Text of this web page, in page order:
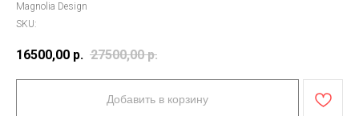
Magnolia Design
SKU:
16500,00 р. 27500,00 р.
Добавить в корзину